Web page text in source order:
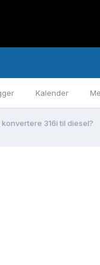
Kalender
konvertere 316i til diesel?